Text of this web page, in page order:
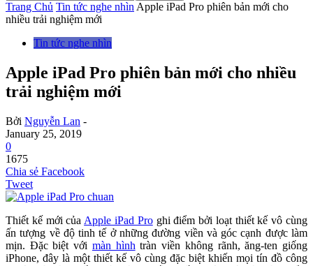
Trang Chủ Tin tức nghe nhìn Apple iPad Pro phiên bản mới cho
nhiều trải nghiệm mới
Tin tức nghe nhìn
Apple iPad Pro phiên bản mới cho nhiều
trải nghiệm mới
Bởi Nguyễn Lan -
January 25, 2019
0
1675
Chia sẻ Facebook
Tweet
Thiết kế mới của Apple iPad Proghi điểm bởi loạt thiết kế vô cùng
ấn tượng về độ tinh tế ở những đường viền và góc cạnh được làm
mịn. Đặc biệt với màn hình tràn viền không rãnh, ăng-ten giống
iPhone, đây là một thiết kế vô cùng đặc biệt khiến mọi tín đồ công